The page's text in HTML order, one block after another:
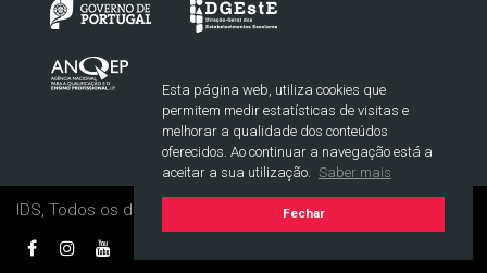
Esta página web, utiliza cookies que
permitem medir estatísticas de visitas e
melhorar a qualidade dos conteúdos
oferecidos. Ao continuar a navegação está a
aceitar a sua utilização.
Saber mais
Fechar
IDS, Todos os direitos reservados. © 2017-2021